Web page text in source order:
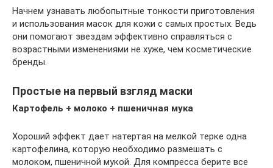
Начнем узнавать любопытные тонкости приготовления
и использования масок для кожи с самых простых. Ведь
они помогают звездам эффективно справляться с
возрастными изменениями не хуже, чем косметические
бренды.
Простые на первый взгляд маски
Картофель + молоко + пшеничная мука
Хороший эффект дает натертая на мелкой терке одна
картофелина, которую необходимо размешать с
молоком, пшеничной мукой. Для компресса берите все